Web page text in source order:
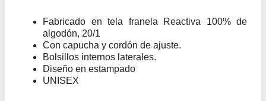
Fabricado en tela franela Reactiva 100% de
algodón, 20/1
Con capucha y cordón de ajuste.
Bolsillos internos laterales.
Diseño en estampado
UNISEX